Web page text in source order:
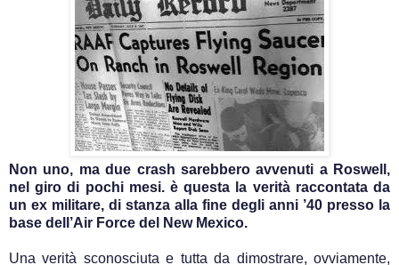
Non uno, ma due crash sarebbero avvenuti a Roswell,
nel giro di pochi mesi. è questa la verità raccontata da
un ex militare, di stanza alla fine degli anni ’40 presso la
base dell’Air Force del New Mexico.
Una verità sconosciuta e tutta da dimostrare, ovviamente,